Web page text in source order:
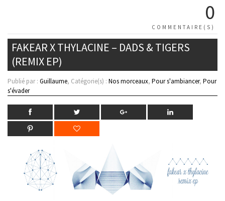
0
COMMENTAIRE(S)
FAKEAR X THYLACINE – DADS & TIGERS
(REMIX EP)
Publié par : Guillaume, Catégorie(s) : Nos morceaux, Pour s'ambiancer, Pour
s'évader